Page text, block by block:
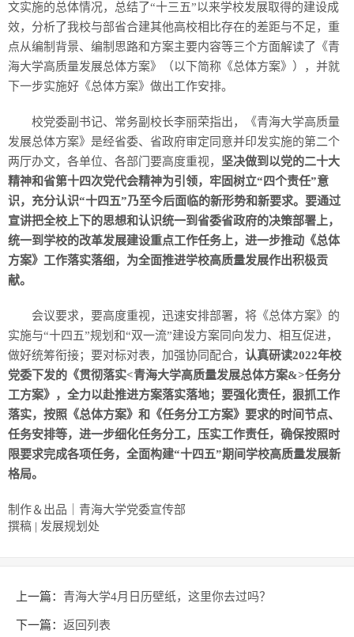
文实施的总体情况，总结了“十三五”以来学校发展取得的建设成
效，分析了我校与部省合建其他高校相比存在的差距与不足，重
点从编制背景、编制思路和方案主要内容等三个方面解读了《青
海大学高质量发展总体方案》（以下简称《总体方案》），并就
下一步实施好《总体方案》做出工作安排。
校党委副书记、常务副校长李丽荣指出，《青海大学高质量
发展总体方案》是经省委、省政府审定同意并印发实施的第二个
两厅办文，各单位、各部门要高度重视， 坚决做到以党的二十大
精神和省第十四次党代会精神为引领，牢固树立“四个责任”意
识，充分认识“十四五”乃至今后面临的新形势和新要求。要通过
宣讲把全校上下的思想和认识统一到省委省政府的决策部署上，
统一到学校的改革发展建设重点工作任务上，进一步推动《总体
方案》工作落实落细，为全面推进学校高质量发展作出积极贡
献。
会议要求，要高度重视，迅速安排部署，将《总体方案》的
实施与“十四五”规划和“双一流”建设方案同向发力、相互促进，
做好统筹衔接；要对标对表，加强协同配合， 认真研读2022年校
党委下发的《贯彻落实<青海大学高质量发展总体方案&>任务分
工方案》，全力以赴推进方案落实落地；要强化责任，狠抓工作
落实，按照《总体方案》和《任务分工方案》要求的时间节点、
任务安排等，进一步细化任务分工，压实工作责任，确保按照时
限要求完成各项任务，全面构建“十四五”期间学校高质量发展新
格局。
制作＆出品｜青海大学党委宣传部
撰稿 | 发展规划处
上一篇： 青海大学4月日历壁纸，这里你去过吗？
下一篇： 返回列表